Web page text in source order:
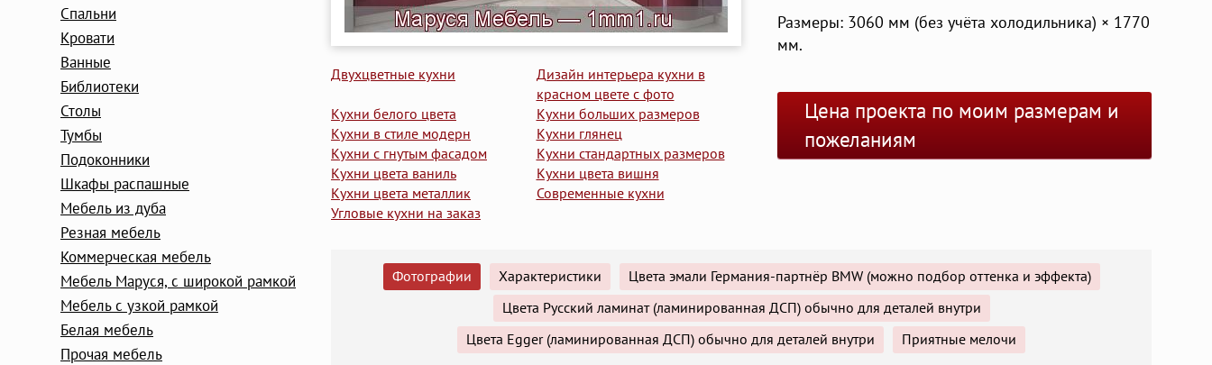
Cпальни
Кровати
Ванные
Библиотеки
Столы
Тумбы
Подоконники
Шкафы распашные
Мебель из дуба
Резная мебель
Коммерческая мебель
Мебель Маруся, с широкой рамкой
Мебель с узкой рамкой
Белая мебель
Прочая мебель
Двухцветные кухни
Дизайн интерьера кухни в
красном цвете с фото
Кухни белого цвета
Кухни больших размеров
Кухни в стиле модерн
Кухни глянец
Кухни с гнутым фасадом
Кухни стандартных размеров
Кухни цвета ваниль
Кухни цвета вишня
Кухни цвета металлик
Современные кухни
Угловые кухни на заказ
Размеры: 3060 мм (без учёта холодильника) × 1770
мм.
Цена проекта по моим размерам и
пожеланиям
Фотографии Характеристики
Цвета эмали Германия-партнёр BMW (можно подбор оттенка и эффекта)
Цвета Русский ламинат (ламинированная ДСП) обычно для деталей внутри
Цвета Egger (ламинированная ДСП) обычно для деталей внутри
Приятные мелочи